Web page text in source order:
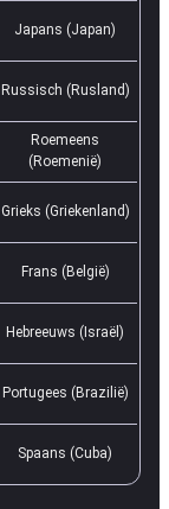
Japans (Japan)
Russisch (Rusland)
Roemeens
(Roemenië)
Grieks (Griekenland)
Frans (België)
Hebreeuws (Israël)
Portugees (Brazilië)
Spaans (Cuba)